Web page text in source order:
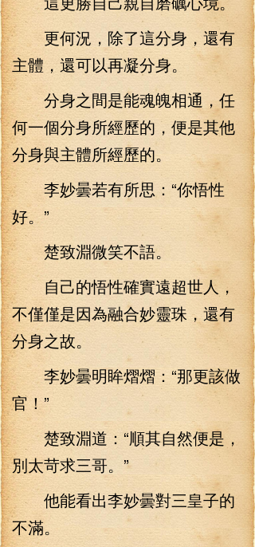
更何況，除了這分身，還有
主體，還可以再凝分身。
分身之間是能魂魄相通，任
何一個分身所經歷的，便是其他
分身與主體所經歷的。
李妙曇若有所思：“你悟性
好。”
楚致淵微笑不語。
自己的悟性確實遠超世人，
不僅僅是因為融合妙靈珠，還有
分身之故。
李妙曇明眸熠熠：“那更該做
官！”
楚致淵道：“順其自然便是，
別太苛求三哥。”
他能看出李妙曇對三皇子的
不滿。